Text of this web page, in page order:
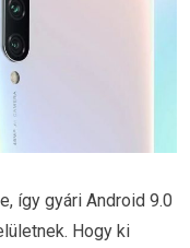
így gyári Android 9.0
Hogy ki